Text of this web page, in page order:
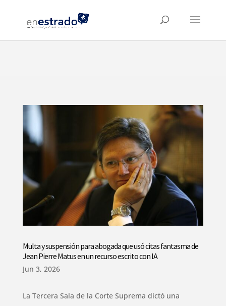
⚠️ Hosting plan for this site has expired.
avoid service disruption.
Multa y suspensión para abogada que usó citas fantasma de
Jean Pierre Matus en un recurso escrito con IA
Jun 3, 2026
La Tercera Sala de la Corte Suprema dictó una